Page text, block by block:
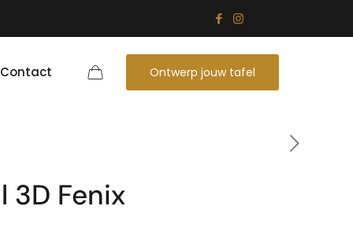
Contact Ontwerp jouw tafel
3D Fenix